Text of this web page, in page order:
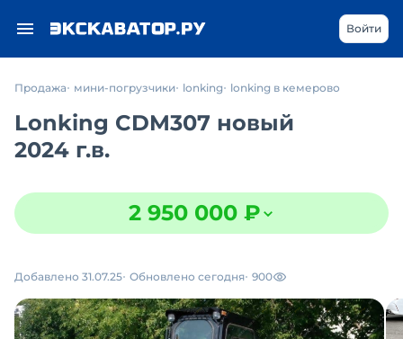
Войти
Продажа мини-погрузчики lonking lonking в кемерово
Lonking CDM307 новый
2024 г.в.
2 950 000 ₽
Добавлено 31.07.25 Обновлено сегодня 900